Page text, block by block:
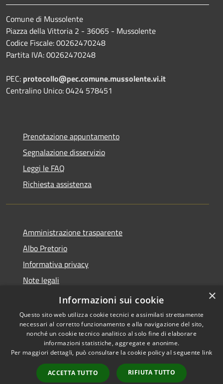
Comune di Mussolente
Piazza della Vittoria 2 - 36065 - Mussolente
Codice Fiscale: 00262470248
Partita IVA: 00262470248
PEC: protocollo@pec.comune.mussolente.vi.it
Centralino Unico: 0424 578451
Prenotazione appuntamento
Segnalazione disservizio
Leggi le FAQ
Richiesta assistenza
Amministrazione trasparente
Albo Pretorio
Informativa privacy
Note legali
Dichiarazione di accessibilità
Accessibilità
Copyright © 2026 • Comune di
Mussolente • Powered by
Municipium•
Accesso
×
Informazioni sui cookie
Questo sito web utilizza cookie tecnici e assimilati strettamente
necessari al corretto funzionamento e alla navigazione del sito,
nonché un cookie tecnico analitico al solo fine di elaborare
informazioni statistiche, aggregate e anonime.
Per maggiori dettagli, può consultare la cookie policy al seguente link
ACCETTA TUTTO RIFIUTA TUTTO